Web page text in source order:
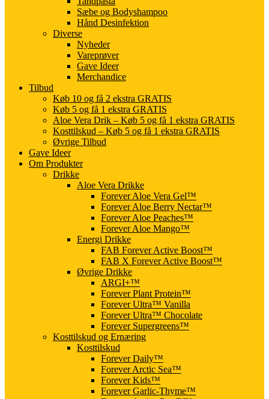
Sæbe og Bodyshampoo
Hånd Desinfektion
Diverse
Nyheder
Vareprøver
Gave Ideer
Merchandice
Tilbud
Køb 10 og få 2 ekstra GRATIS
Køb 5 og få 1 ekstra GRATIS
Aloe Vera Drik – Køb 5 og få 1 ekstra GRATIS
Kosttilskud – Køb 5 og få 1 ekstra GRATIS
Øvrige Tilbud
Gave Ideer
Om Produkter
Drikke
Aloe Vera Drikke
Forever Aloe Vera Gel™
Forever Aloe Berry Nectar™
Forever Aloe Peaches™
Forever Aloe Mango™
Energi Drikke
FAB Forever Active Boost™
FAB X Forever Active Boost™
Øvrige Drikke
ARGI+™
Forever Plant Protein™
Forever Ultra™ Vanilla
Forever Ultra™ Chocolate
Forever Supergreens™
Kosttilskud og Ernæring
Kosttilskud
Forever Daily™
Forever Arctic Sea™
Forever Kids™
Forever Garlic-Thyme™